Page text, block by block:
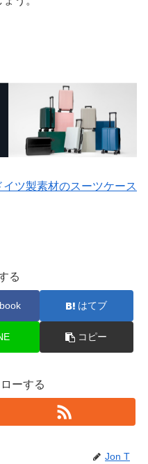
ツ製素材のスーツケース
る
はてブ
コピー
ーする
Jon T